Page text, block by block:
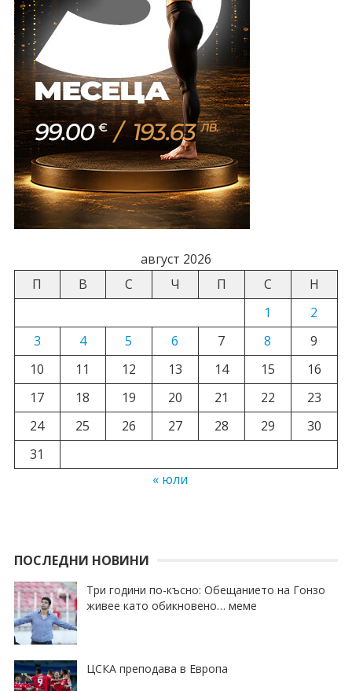
август 2026
П
В С Ч П С
Н
1
2
3
4 5 6 7 8
9
10
11 12 13 14 15
16
17
18 19 20 21 22
23
24
25 26 27 28 29
30
31
« юли
ПОСЛЕДНИ НОВИНИ
Три години по-късно: Обещанието на Гонзо
живее като обикновено… меме
ЦСКА преподава в Европа